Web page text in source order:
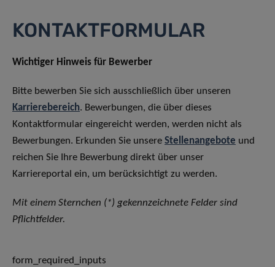
KONTAKTFORMULAR
Wichtiger Hinweis für Bewerber
Bitte bewerben Sie sich ausschließlich über unseren
Karrierebereich. Bewerbungen, die über dieses
Kontaktformular eingereicht werden, werden nicht als
Bewerbungen. Erkunden Sie unsere Stellenangebote und
reichen Sie Ihre Bewerbung direkt über unser
Karriereportal ein, um berücksichtigt zu werden.
Mit einem Sternchen (*) gekennzeichnete Felder sind
Pflichtfelder.
form_required_inputs